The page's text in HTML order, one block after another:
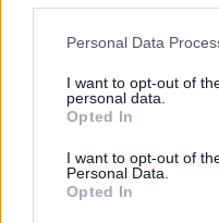
Personal Data
I want to opt-out of
personal data.
Opted In
I want to opt-out of
Personal Data.
Opted In
conozcan su
contacto de quien
Certificado médico
Exámenes
elementos